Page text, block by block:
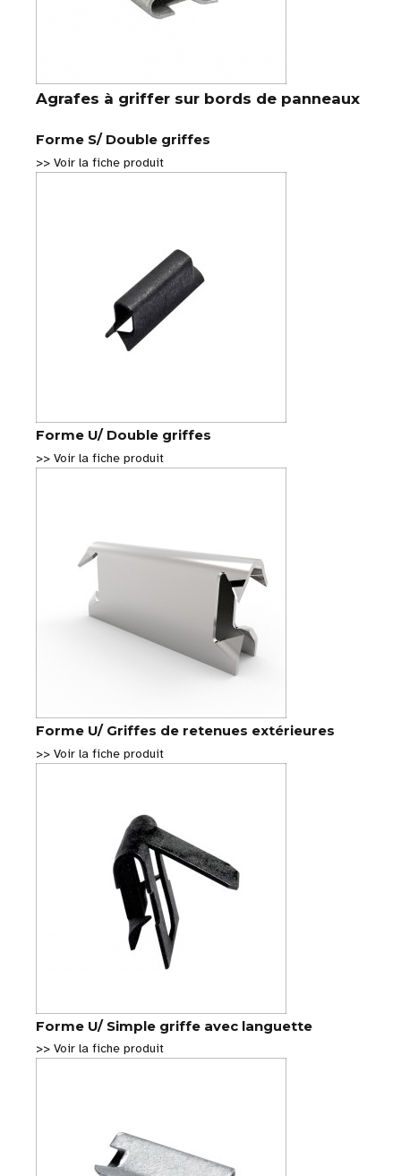
Agrafes à griffer sur bords de panneaux
Forme S/ Double griffes
>> Voir la fiche produit
Forme U/ Double griffes
>> Voir la fiche produit
Forme U/ Griffes de retenues extérieures
>> Voir la fiche produit
Forme U/ Simple griffe avec languette
>> Voir la fiche produit